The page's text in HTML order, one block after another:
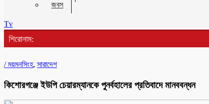
জবস
Tv
শিরোনাম:
/ময়মনসিংহ, সারাদেশ
কিশোরগঞ্জে ইউপি চেয়ারম্যানকে পুনর্বহালের প্রতিবাদে মানববন্ধন